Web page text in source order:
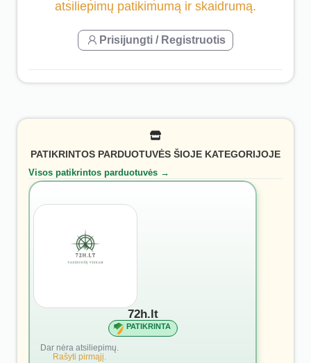
atsiliepimų patikimumą ir skaidrumą.
Prisijungti / Registruotis
PATIKRINTOS PARDUOTUVĖS ŠIOJE KATEGORIJOJE
Visos patikrintos parduotuvės →
72h.lt
PATIKRINTA
Dar nėra atsiliepimų.
Rašyti pirmąjį.